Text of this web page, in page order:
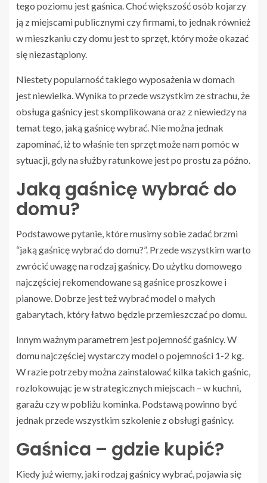
tego poziomu jest gaśnica. Choć większość osób kojarzy
ją z miejscami publicznymi czy firmami, to jednak również
w mieszkaniu czy domu jest to sprzęt, który może okazać
się niezastąpiony.
Niestety popularność takiego wyposażenia w domach
jest niewielka. Wynika to przede wszystkim ze strachu, że
obsługa gaśnicy jest skomplikowana oraz z niewiedzy na
temat tego, jaką gaśnicę wybrać. Nie można jednak
zapominać, iż to właśnie ten sprzęt może nam pomóc w
sytuacji, gdy na służby ratunkowe jest po prostu za późno.
Jaką gaśnicę wybrać do
domu?
Podstawowe pytanie, które musimy sobie zadać brzmi
“jaką gaśnicę wybrać do domu?”. Przede wszystkim warto
zwrócić uwagę na rodzaj gaśnicy. Do użytku domowego
najczęściej rekomendowane są gaśnice proszkowe i
pianowe. Dobrze jest też wybrać model o małych
gabarytach, który łatwo będzie przemieszczać po domu.
Innym ważnym parametrem jest pojemność gaśnicy. W
domu najczęściej wystarczy model o pojemności 1-2 kg.
W razie potrzeby można zainstalować kilka takich gaśnic,
rozlokowując je w strategicznych miejscach – w kuchni,
garażu czy w pobliżu kominka. Podstawą powinno być
jednak przede wszystkim szkolenie z obsługi gaśnicy.
Gaśnica – gdzie kupić?
Kiedy już wiemy, jaki rodzaj gaśnicy wybrać, pojawia się